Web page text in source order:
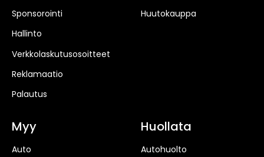
Sponsorointi
Hallinto
Verkkolaskutusosoitteet
Reklamaatio
Palautus
Huutokauppa
Myy
Auto
Huollata
Autohuolto